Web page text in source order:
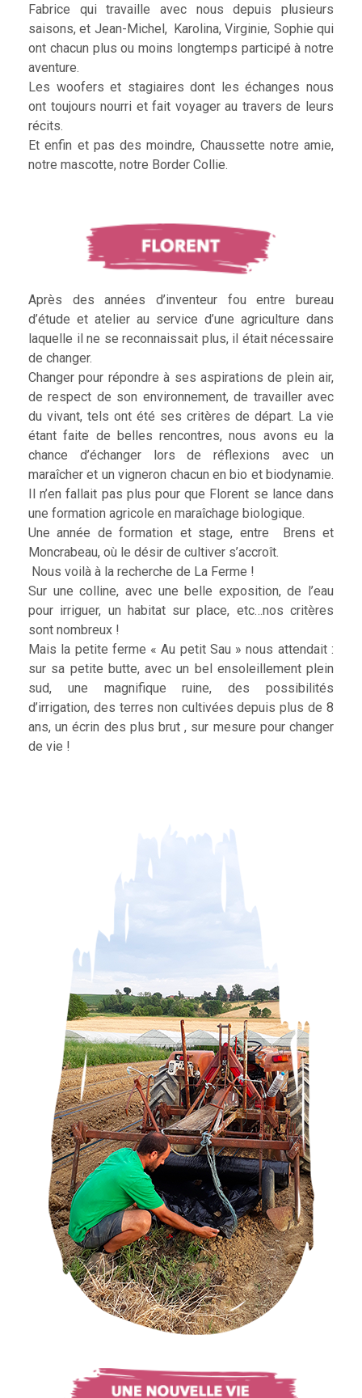
Fabrice qui travaille avec nous depuis plusieurs
saisons, et Jean-Michel, Karolina, Virginie, Sophie qui
ont chacun plus ou moins longtemps participé à notre
aventure.
Les woofers et stagiaires dont les échanges nous
ont toujours nourri et fait voyager au travers de leurs
récits.
Et enfin et pas des moindre, Chaussette notre amie,
notre mascotte, notre Border Collie.
Après des années d’inventeur fou entre bureau
d’étude et atelier au service d’une agriculture dans
laquelle il ne se reconnaissait plus, il était nécessaire
de changer.
Changer pour répondre à ses aspirations de plein air,
de respect de son environnement, de travailler avec
du vivant, tels ont été ses critères de départ. La vie
étant faite de belles rencontres, nous avons eu la
chance d’échanger lors de réflexions avec un
maraîcher et un vigneron chacun en bio et biodynamie.
Il n’en fallait pas plus pour que Florent se lance dans
une formation agricole en maraîchage biologique.
Une année de formation et stage, entre Brens et
Moncrabeau, où le désir de cultiver s’accroît.
Nous voilà à la recherche de La Ferme !
Sur une colline, avec une belle exposition, de l’eau
pour irriguer, un habitat sur place, etc…nos critères
sont nombreux !
Mais la petite ferme « Au petit Sau » nous attendait :
sur sa petite butte, avec un bel ensoleillement plein
sud, une magnifique ruine, des possibilités
d’irrigation, des terres non cultivées depuis plus de 8
ans, un écrin des plus brut , sur mesure pour changer
de vie !